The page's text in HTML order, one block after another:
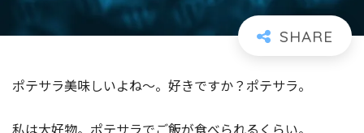
ポテサラ美味しいよね～。好きですか？ポテサラ。